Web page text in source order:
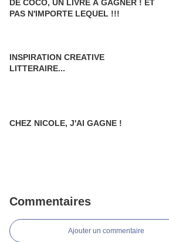
DE COCO, UN LIVRE A GAGNER ! ET
PAS N'IMPORTE LEQUEL !!!
INSPIRATION CREATIVE
LITTERAIRE...
CHEZ NICOLE, J'AI GAGNE !
Commentaires
Ajouter un commentaire